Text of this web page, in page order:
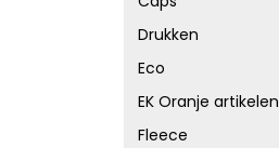
Drukken
Eco
EK Oranje artikelen
Fleece